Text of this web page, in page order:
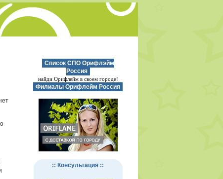
Список СПО Орифлэйм
Россия
найди Орифлейм в своем городе!
Филиалы Орифлейм Россия
:: Консультация ::